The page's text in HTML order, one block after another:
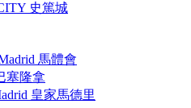
史篤城
馬體會
塞隆拿
皇家馬德里